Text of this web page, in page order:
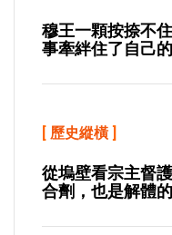
穆王一顆按捺不
事牽絆住了自己
[ 歷史縱橫 ]
從塢壁看宗主督
合劑，也是解體